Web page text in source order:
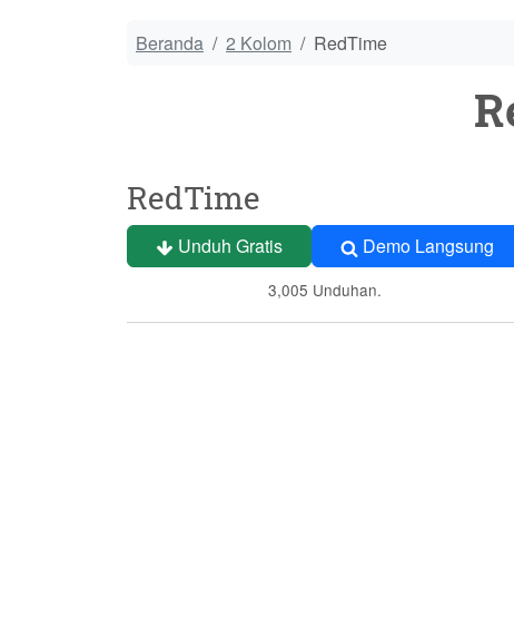
Beranda 2 Kolom RedTime
RedTime
Unduh Gratis Demo Langsung
3,005 Unduhan.